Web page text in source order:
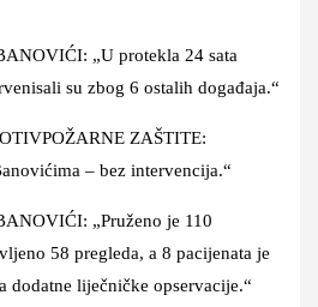
„U protekla 24 sata
su zbog 6 ostalih događaja.“
ZAŠTITE:
– bez intervencija.“
„Pruženo je 110
58 pregleda, a 8 pacijenata je
dodatne liječničke opservacije.“